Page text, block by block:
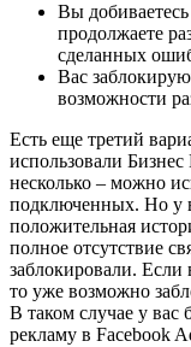
Вы добиваетесь
продолжаете
сделанных
Вас
возможности
Есть еще третий
использовали
несколько – можно
подключенных. Но у
положительная
полное отсутствие
заблокировали. Если
то уже возможно
В таком случае у вас
рекламу в Facebook